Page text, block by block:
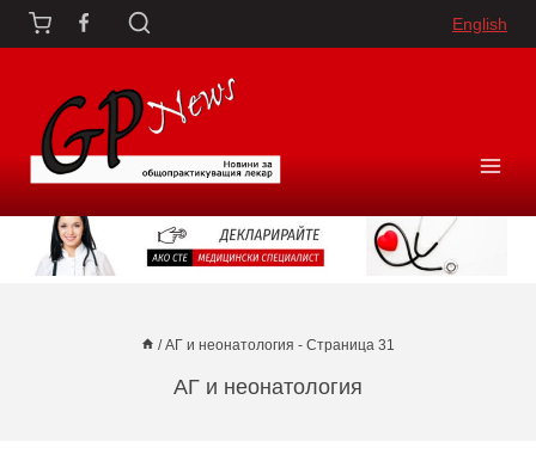
Към
съдържанието
English
/ АГ и неонатология - Страница 31
АГ и неонатология